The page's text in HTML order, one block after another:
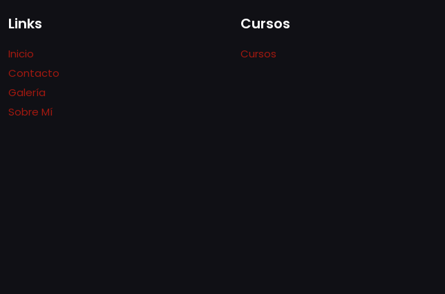
Links
Inicio
Contacto
Galería
Sobre Mí
Cursos
Cursos